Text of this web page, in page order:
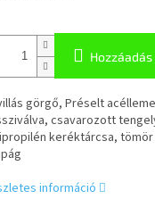
görgő, Préselt
csavarozott
keréktárcsa,
információ